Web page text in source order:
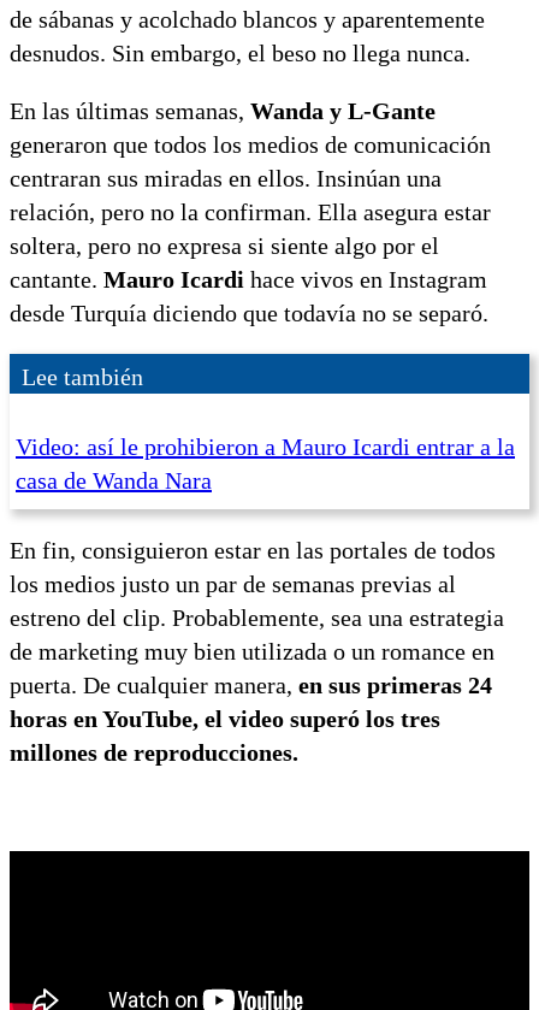
de sábanas y acolchado blancos y aparentemente
desnudos. Sin embargo, el beso no llega nunca.
En las últimas semanas, Wanda y L-Gante
generaron que todos los medios de comunicación
centraran sus miradas en ellos. Insinúan una
relación, pero no la confirman. Ella asegura estar
soltera, pero no expresa si siente algo por el
cantante. Mauro Icardi hace vivos en Instagram
desde Turquía diciendo que todavía no se separó.
Lee también
Video: así le prohibieron a Mauro Icardi entrar a la
casa de Wanda Nara
En fin, consiguieron estar en las portales de todos
los medios justo un par de semanas previas al
estreno del clip. Probablemente, sea una estrategia
de marketing muy bien utilizada o un romance en
puerta. De cualquier manera, en sus primeras 24
horas en YouTube, el video superó los tres
millones de reproducciones.